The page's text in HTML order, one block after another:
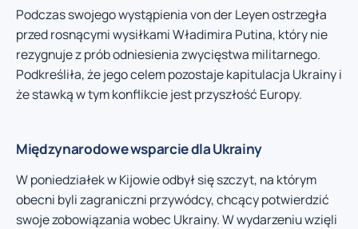
Podczas swojego wystąpienia von der Leyen ostrzegła
przed rosnącymi wysiłkami Władimira Putina, który nie
rezygnuje z prób odniesienia zwycięstwa militarnego.
Podkreśliła, że jego celem pozostaje kapitulacja Ukrainy i
że stawką w tym konflikcie jest przyszłość Europy.
Międzynarodowe wsparcie dla Ukrainy
W poniedziałek w Kijowie odbył się szczyt, na którym
obecni byli zagraniczni przywódcy, chcący potwierdzić
swoje zobowiązania wobec Ukrainy. W wydarzeniu wzięli